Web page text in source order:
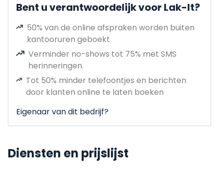
Bent u verantwoordelijk voor Lak-It?
50% van de online afspraken worden buiten
kantooruren geboekt
Verminder no-shows tot 75% met SMS
herinneringen.
Tot 50% minder telefoontjes en berichten
door klanten online te laten boeken
Eigenaar van dit bedrijf?
Diensten en prijslijst